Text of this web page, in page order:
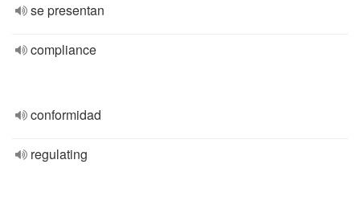
se presentan
compliance
conformidad
regulating